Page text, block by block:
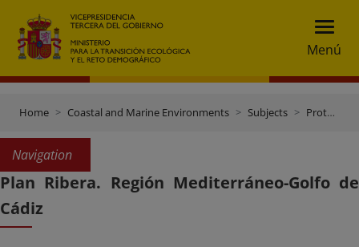
Menú
Home Coastal and Marine Environments Subjects Protection of the marine environment
Navigation
Plan Ribera. Región Mediterráneo-Golfo de
Cádiz